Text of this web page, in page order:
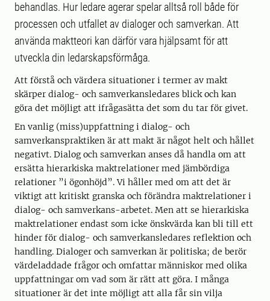
behandlas. Hur ledare agerar spelar alltså roll både för
processen och utfallet av dialoger och samverkan. Att
använda maktteori kan därför vara hjälpsamt för att
utveckla din ledarskapsförmåga.
Att förstå och värdera situationer i termer av makt
skärper dialog- och samverkansledares blick och kan
göra det möjligt att ifrågasätta det som du tar för givet.
En vanlig (miss)uppfattning i dialog- och
samverkanspraktiken är att makt är något helt och hållet
negativt. Dialog och samverkan anses då handla om att
ersätta hierarkiska maktrelationer med jämbördiga
relationer ”i ögonhöjd”. Vi håller med om att det är
viktigt att kritiskt granska och förändra maktrelationer i
dialog- och samverkans-arbetet. Men att se hierarkiska
maktrelationer endast som icke önskvärda kan bli till ett
hinder för dialog- och samverkansledares reflektion och
handling. Dialoger och samverkan är politiska; de berör
värdeladdade frågor och omfattar människor med olika
uppfattningar om vad som är rätt att göra. I många
situationer är det inte möjligt att alla får sin vilja